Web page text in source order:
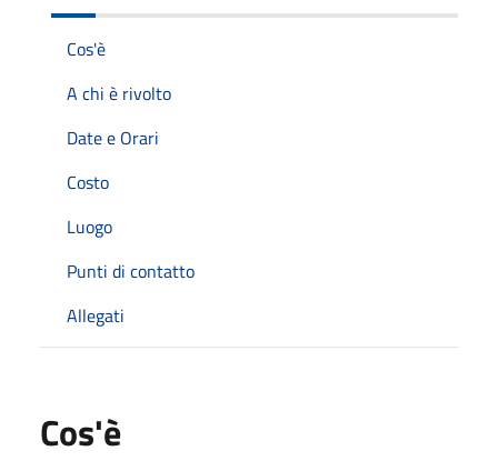
Cos'è
A chi è rivolto
Date e Orari
Costo
Luogo
Punti di contatto
Allegati
Cos'è